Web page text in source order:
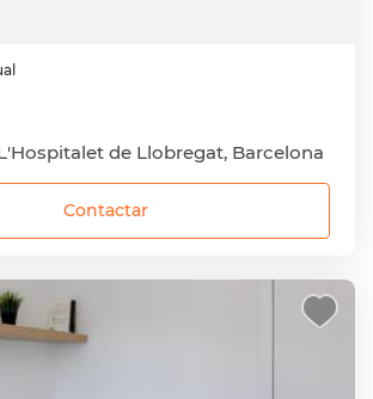
de Llobregat, Barcelona
Contactar